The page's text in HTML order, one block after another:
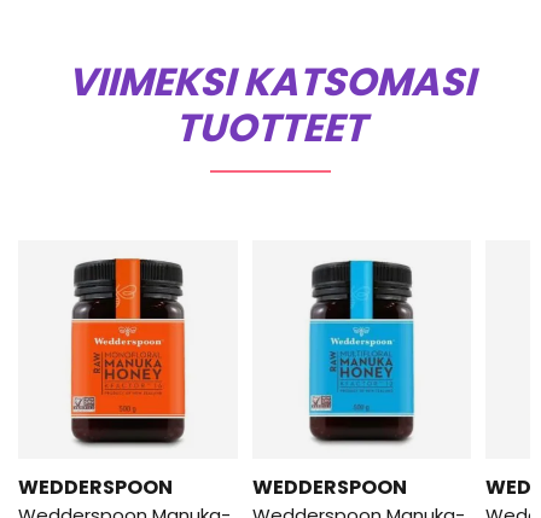
VIIMEKSI KATSOMASI
TUOTTEET
WEDDERSPOON WEDDERSPOON